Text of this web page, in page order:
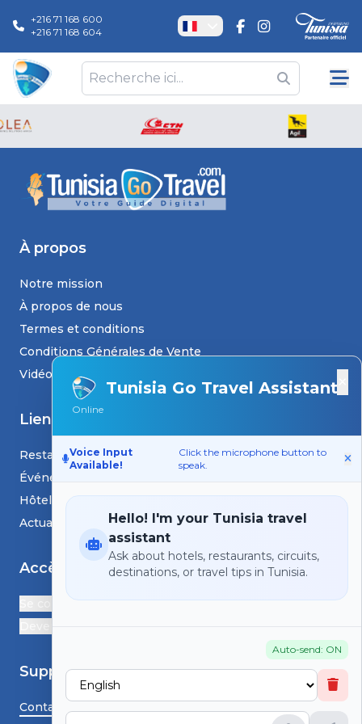
+216 71 168 600
+216 71 168 604
Tunisia Go Travel Assistant
Online
Voice Input
Available!
Click the microphone button to
speak.
Hello! I'm your Tunisia travel
assistant
Ask about hotels, restaurants, circuits,
destinations, or travel tips in Tunisia.
Auto-send: ON
À propos
Notre mission
À propos de nous
Termes et conditions
Conditions Générales de Vente
Vidéos
Liens
Restaurants
Événements
Hôtels
Actualités et blogs
Accès
Se connecter
Support
Contactez-nous